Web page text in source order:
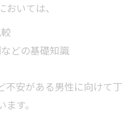
いては、
どの基礎知識
不安がある男性に向けて丁
す。